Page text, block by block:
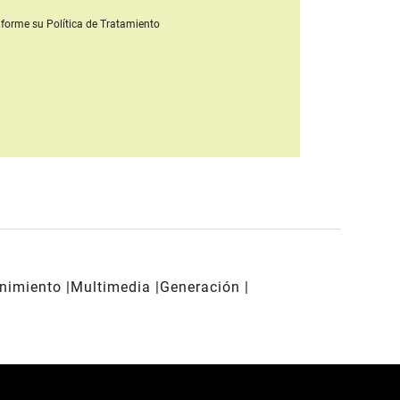
su Política de Tratamiento
Multimedia
Generación